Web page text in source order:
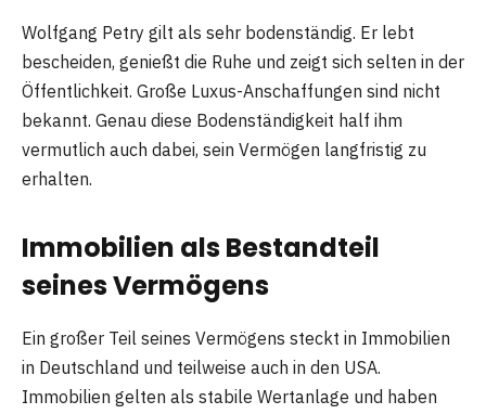
Wolfgang Petry gilt als sehr bodenständig. Er lebt
bescheiden, genießt die Ruhe und zeigt sich selten in der
Öffentlichkeit. Große Luxus-Anschaffungen sind nicht
bekannt. Genau diese Bodenständigkeit half ihm
vermutlich auch dabei, sein Vermögen langfristig zu
erhalten.
Immobilien als Bestandteil
seines Vermögens
Ein großer Teil seines Vermögens steckt in Immobilien
in Deutschland und teilweise auch in den USA.
Immobilien gelten als stabile Wertanlage und haben